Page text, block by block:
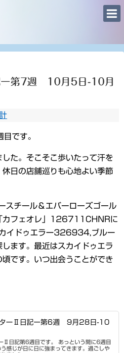
第7週 10月5日-10月
です。
た。そこそこ歩いたって汗を
日の店舗巡りも心地よい季節
チール＆エバーローズゴール
カフェオレ」126711CHNRに
イドゥエラー326934,ブルー
ます。最近はスカイドゥエラ
です。いつ出会うことができ
ターⅡ日記ー第6週 9月28日-10
Ⅱ日記第6週目です。 あっという間に6週目
感じが日に日に強まってきます。過ごしや